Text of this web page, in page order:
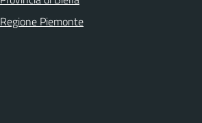
Regione Piemonte